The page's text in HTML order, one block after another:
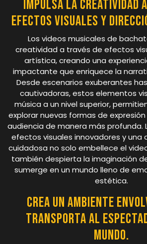
Impulsa la creatividad
efectos visuales y
Los videos musicales de
creatividad a través de efectos
artística, creando una
impactante que enriquece la
Desde escenarios exuberantes
cautivadoras, estos elementos
música a un nivel superior,
explorar nuevas formas de
audiencia de manera más profunda.
efectos visuales innovadores y una
cuidadosa no solo embellece el
también despierta la imaginación
sumerge en un mundo lleno de
estética.
Crea un ambiente
transporta al
mundo.